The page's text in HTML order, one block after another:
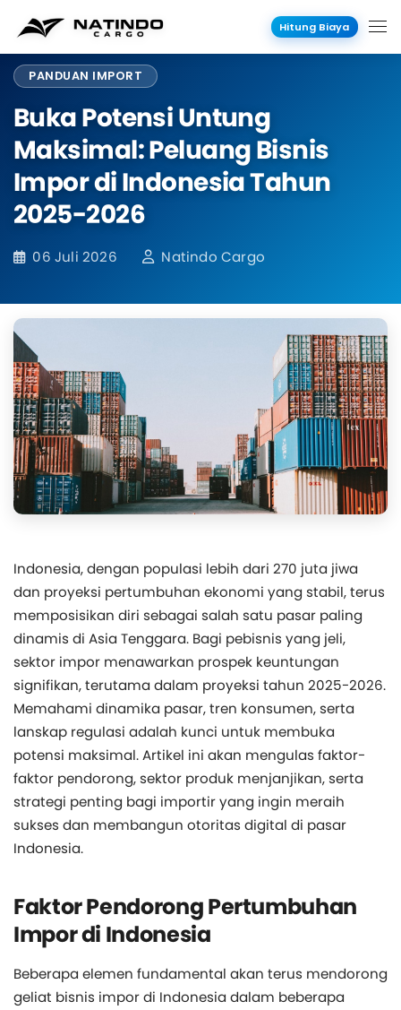
Hitung Biaya
PANDUAN IMPORT
Buka Potensi Untung
Maksimal: Peluang Bisnis
Impor di Indonesia Tahun
2025-2026
06 Juli 2026 Natindo Cargo
Indonesia, dengan populasi lebih dari 270 juta jiwa
dan proyeksi pertumbuhan ekonomi yang stabil, terus
memposisikan diri sebagai salah satu pasar paling
dinamis di Asia Tenggara. Bagi pebisnis yang jeli,
sektor impor menawarkan prospek keuntungan
signifikan, terutama dalam proyeksi tahun 2025-2026.
Memahami dinamika pasar, tren konsumen, serta
lanskap regulasi adalah kunci untuk membuka
potensi maksimal. Artikel ini akan mengulas faktor-
faktor pendorong, sektor produk menjanjikan, serta
strategi penting bagi importir yang ingin meraih
sukses dan membangun otoritas digital di pasar
Indonesia.
Faktor Pendorong Pertumbuhan
Impor di Indonesia
Beberapa elemen fundamental akan terus mendorong
geliat bisnis impor di Indonesia dalam beberapa